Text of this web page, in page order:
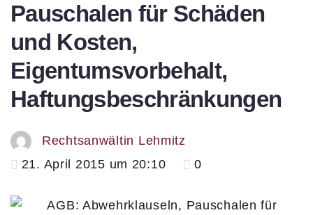
Pauschalen für Schäden
und Kosten,
Eigentumsvorbehalt,
Haftungsbeschränkungen
Rechtsanwältin Lehmitz
21. April 2015 um 20:10
0